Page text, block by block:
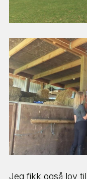
Jeg fikk også lov